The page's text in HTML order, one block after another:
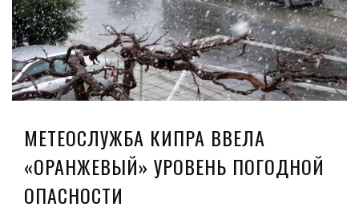
МЕТЕОСЛУЖБА КИПРА ВВЕЛА
«ОРАНЖЕВЫЙ» УРОВЕНЬ ПОГОДНОЙ
ОПАСНОСТИ